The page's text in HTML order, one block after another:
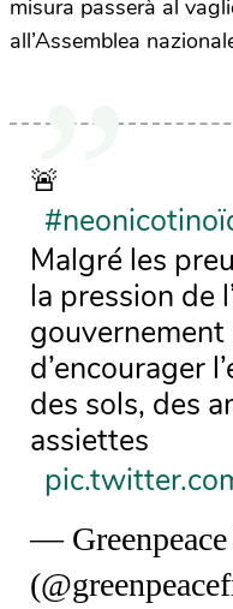
misura passerà al
all’Assemblea
🚨
Malgré les
la pression de
d’encourager
des sols, des
assiettes
— Greenpeace